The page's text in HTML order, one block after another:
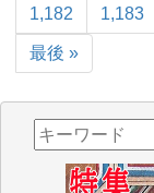
1,182 1,183
最後 »